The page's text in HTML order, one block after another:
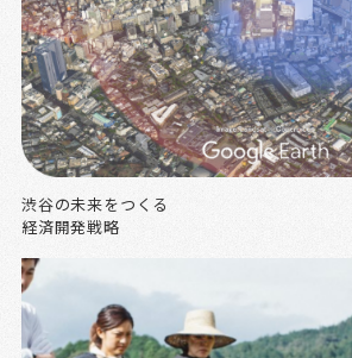
渋谷の未来をつくる
経済開発戦略